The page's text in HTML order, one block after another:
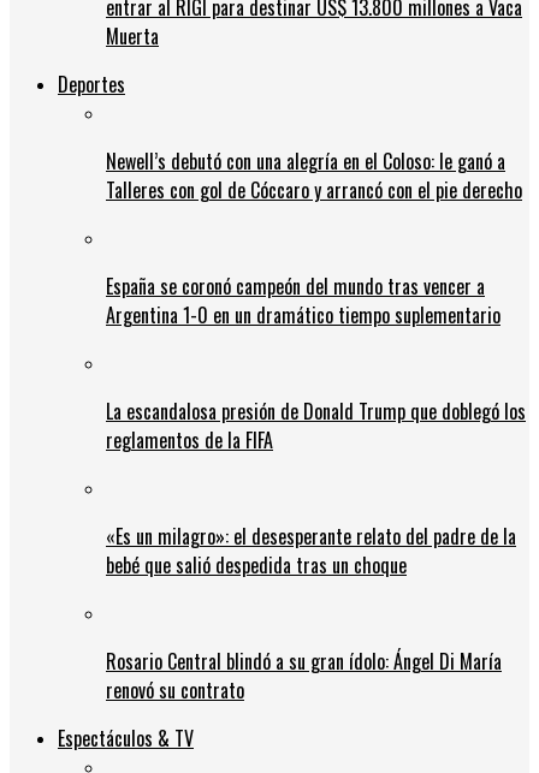
entrar al RIGI para destinar US$ 13.800 millones a Vaca
Muerta
Deportes
Newell’s debutó con una alegría en el Coloso: le ganó a
Talleres con gol de Cóccaro y arrancó con el pie derecho
España se coronó campeón del mundo tras vencer a
Argentina 1-0 en un dramático tiempo suplementario
La escandalosa presión de Donald Trump que doblegó los
reglamentos de la FIFA
«Es un milagro»: el desesperante relato del padre de la
bebé que salió despedida tras un choque
Rosario Central blindó a su gran ídolo: Ángel Di María
renovó su contrato
Espectáculos & TV